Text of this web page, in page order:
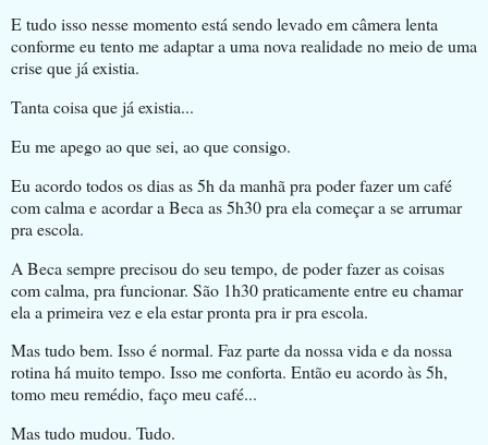
E tudo isso nesse momento está sendo levado em câmera lenta
conforme eu tento me adaptar a uma nova realidade no meio de uma
crise que já existia.
Tanta coisa que já existia...
Eu me apego ao que sei, ao que consigo.
Eu acordo todos os dias as 5h da manhã pra poder fazer um café
com calma e acordar a Beca as 5h30 pra ela começar a se arrumar
pra escola.
A Beca sempre precisou do seu tempo, de poder fazer as coisas
com calma, pra funcionar. São 1h30 praticamente entre eu chamar
ela a primeira vez e ela estar pronta pra ir pra escola.
Mas tudo bem. Isso é normal. Faz parte da nossa vida e da nossa
rotina há muito tempo. Isso me conforta. Então eu acordo às 5h,
tomo meu remédio, faço meu café...
Mas tudo mudou. Tudo.